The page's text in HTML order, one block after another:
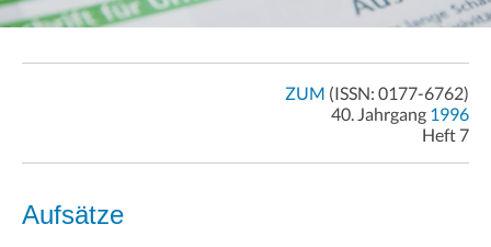
ZUM (ISSN: 0177-6762)
40. Jahrgang 1996
Heft 7
Aufsätze